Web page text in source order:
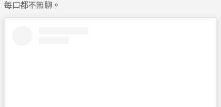
每口都不無聊。